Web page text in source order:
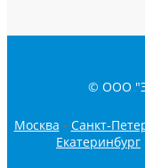
© ООО
Москва - Санкт-
Екатеринбург